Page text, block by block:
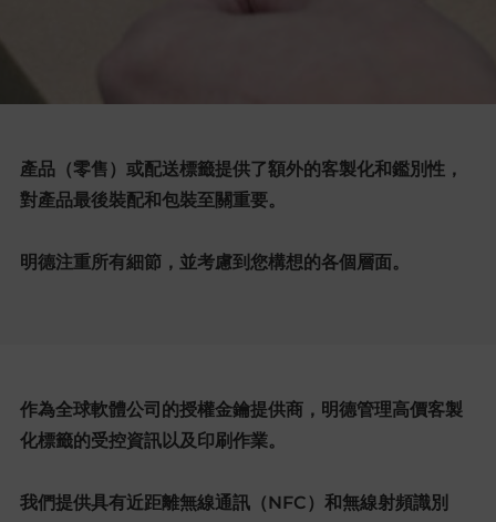
產品（零售）或配送標籤提供了額外的客製化和鑑別性，
對產品最後裝配和包裝至關重要。
明德注重所有細節，並考慮到您構想的各個層面。
作為全球軟體公司的授權金鑰提供商，明德管理高價客製
化標籤的受控資訊以及印刷作業。
我們提供具有近距離無線通訊（NFC）和無線射頻識別